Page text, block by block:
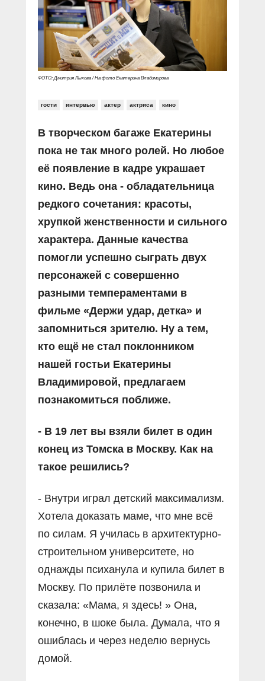
Социальные ролики
Документальные фильмы
Прямой разговор
В знании сила
Специальный репортаж
КиберПОСТОВОЙ
Газета «Щит и меч»
Журнал «Полиция России»
О ПОРТАЛЕ
Контакты
Вакансии
ФОТО: Дмитрия Лыкова / На фото Екатерина Владимирова
гости интервью актер актриса кино
В творческом багаже Екатерины
пока не так много ролей. Но любое
её появление в кадре украшает
кино. Ведь она - обладательница
редкого сочетания: красоты,
хрупкой женственности и сильного
характера. Данные качества
помогли успешно сыграть двух
персонажей с совершенно
разными темпераментами в
фильме «Держи удар, детка» и
запомниться зрителю. Ну а тем,
кто ещё не стал поклонником
нашей гостьи Екатерины
Владимировой, предлагаем
познакомиться поближе.
- В 19 лет вы взяли билет в один
конец из Томска в Москву. Как на
такое решились?
- Внутри играл детский максимализм.
Хотела доказать маме, что мне всё
по силам. Я училась в архитектурно-
строительном университете, но
однажды психанула и купила билет в
Москву. По прилёте позвонила и
сказала: «Мама, я здесь! » Она,
конечно, в шоке была. Думала, что я
ошиблась и через неделю вернусь
домой.